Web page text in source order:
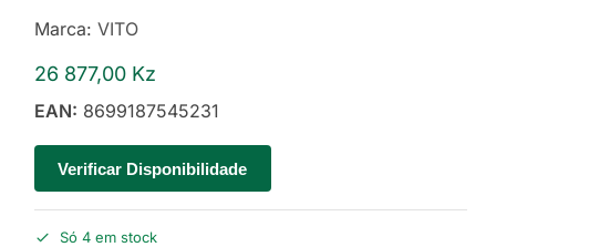
Marca:VITO
26 877,00 Kz
EAN: 8699187545231
Verificar Disponibilidade
Só 4 em stock